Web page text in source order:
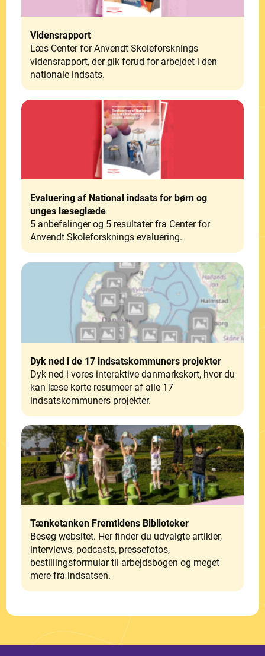
Vidensrapport
Læs Center for Anvendt Skoleforsknings
vidensrapport, der gik forud for arbejdet i den
nationale indsats.
Evaluering af National indsats for børn og
unges læseglæde
5 anbefalinger og 5 resultater fra Center for
Anvendt Skoleforsknings evaluering.
Dyk ned i de 17 indsatskommuners projekter
Dyk ned i vores interaktive danmarkskort, hvor du
kan læse korte resumeer af alle 17
indsatskommuners projekter.
Tænketanken Fremtidens Biblioteker
Besøg websitet. Her finder du udvalgte artikler,
interviews, podcasts, pressefotos,
bestillingsformular til arbejdsbogen og meget
mere fra indsatsen.